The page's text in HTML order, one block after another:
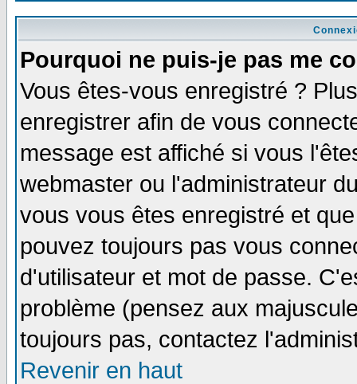
Pourquoi ne puis-je pas me
Vous êtes-vous enregistré ?
enregistrer afin de vous
message est affiché si vous
webmaster ou l'administrateur
vous vous êtes enregistré et
pouvez toujours pas vous
d'utilisateur et mot de passe.
problème (pensez aux
toujours pas, contactez
Revenir en haut